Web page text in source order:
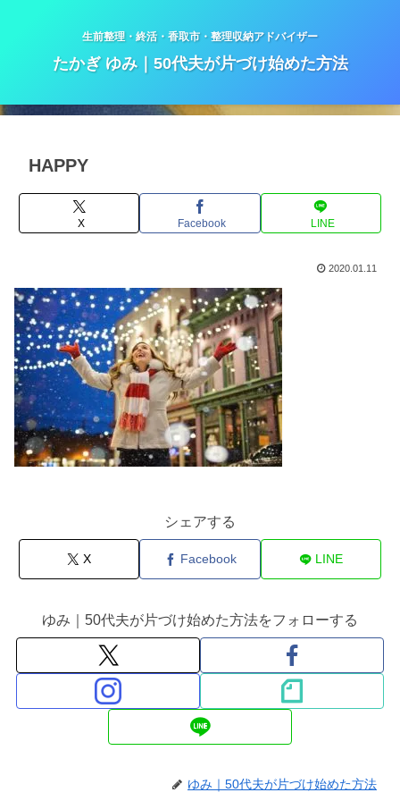
生前整理・終活・香取市・整理収納アドバイザー
たかぎ ゆみ｜50代夫が片づけ始めた方法
HAPPY
X Facebook LINE
2020.01.11
シェアする
X Facebook LINE
ゆみ｜50代夫が片づけ始めた方法をフォローする
ゆみ｜50代夫が片づけ始めた方法